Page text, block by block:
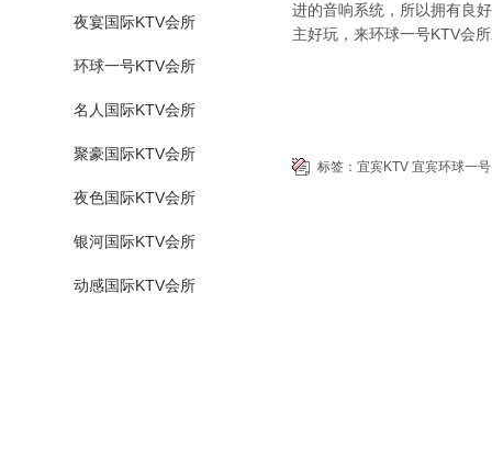
夜宴国际KTV会所
环球一号KTV会所
名人国际KTV会所
聚豪国际KTV会所
夜色国际KTV会所
银河国际KTV会所
动感国际KTV会所
进的音响系统，所以拥有良
主好玩，来环球一号KTV会
标签： 宜宾KTV 宜宾环球一